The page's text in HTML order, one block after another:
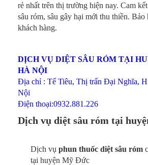
rẻ nhất trên thị trường hiện nay. Cam
sâu róm, sâu gây hại mới thu thiền. Bảo
khách hàng.
DỊCH VỤ DIỆT SÂU RÓM TẠI
HÀ NỘI
Địa chỉ : Tế Tiêu, Thị trấn Đại Nghĩa,
Nội
Điện thoại:0932.881.226
Dịch vụ diệt sâu róm tại
Dịch vụ phun thuốc diệt sâu róm
tại huyện Mỹ Đức